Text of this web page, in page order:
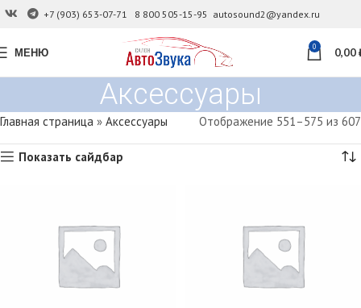
+7 (903) 653-07-71 8 800 505-15-95 autosound2@yandex.ru
МЕНЮ 0 0,00
Аксессуары
Главная страница » Аксессуары Отображение 551–575 из 607
Показать сайдбар